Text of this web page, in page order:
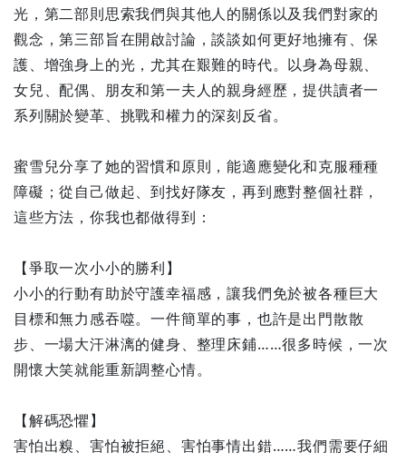
光，第二部則思索我們與其他人的關係以及我們對家的
觀念，第三部旨在開啟討論，談談如何更好地擁有、保
護、增強身上的光，尤其在艱難的時代。以身為母親、
女兒、配偶、朋友和第一夫人的親身經歷，提供讀者一
系列關於變革、挑戰和權力的深刻反省。
蜜雪兒分享了她的習慣和原則，能適應變化和克服種種
障礙；從自己做起、到找好隊友，再到應對整個社群，
這些方法，你我也都做得到：
【爭取一次小小的勝利】
小小的行動有助於守護幸福感，讓我們免於被各種巨大
目標和無力感吞噬。一件簡單的事，也許是出門散散
步、一場大汗淋漓的健身、整理床鋪……很多時候，一次
開懷大笑就能重新調整心情。
【解碼恐懼】
害怕出糗、害怕被拒絕、害怕事情出錯……我們需要仔細